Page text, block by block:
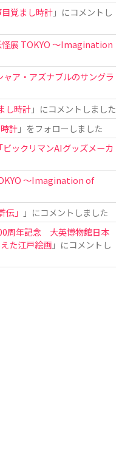
覚まし時計」にコメントし
怪展 TOKYO 〜Imagination
ア・アズナブルのサングラ
し時計」にコメントしました
計」をフォローしました
ックリマンAIグッズメーカ
〜Imagination of
」
」にコメントしました
周年記念 大英博物館日本
た江戸絵画」にコメントし